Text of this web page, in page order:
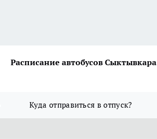
Расписание автобусов Сыктывкара
Куда отправиться в отпуск?